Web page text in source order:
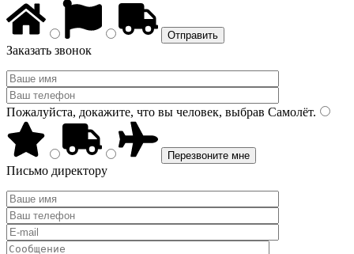
Заказать звонок
Пожалуйста, докажите, что вы человек, выбрав Самолёт.
Письмо директору